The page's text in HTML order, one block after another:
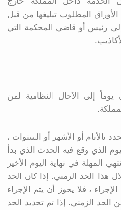
المطلوب تبليغها من قبل
رئيس أو قاضي المحكمة التي
يوماً إلى الآجال النظامية لمن
المحدد بالأيام أو الأشهر أو السنوات ،
الذي وقع فيه الحدث الذي بدأ
المهلة في نهاية اليوم الأخير
هذا الحد الزمني. إذا كان الحد
، فلا يجوز أن يتم الإجراء
من الحد الزمني. إذا تم تحديد الحد